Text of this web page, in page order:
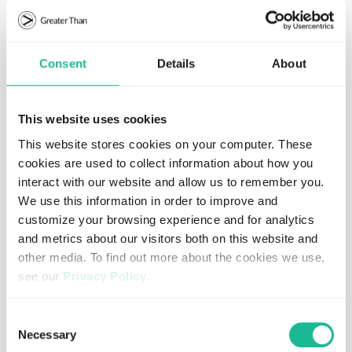
Consent Details About
This website uses cookies
This website stores cookies on your computer. These
cookies are used to collect information about how you
interact with our website and allow us to remember you.
We use this information in order to improve and
customize your browsing experience and for analytics
and metrics about our visitors both on this website and
other media. To find out more about the cookies we use,
see our Privacy Policy.
you visit this website. A single cookie will be used in your
Selection
Necessary
Viktig information
Than är skyldigt att offentliggöra enligt EU:s
marknadsmissbruksförordning. Informationen lämnades,
offentliggörande den 28 oktober 2020 kl. 09.34 CET.
För mer information, kontakta:
Eva Voors, Kommunikationsansvarig, Greater Than
+46-708 884 880
eva.voors@greaterthan.eu
www.greaterthan.eu
Om Greater Than
säljer riskinsikter om skadefrekvens och kostnad – vilket
hjälper försäkringsbolag med bättre prissättning av